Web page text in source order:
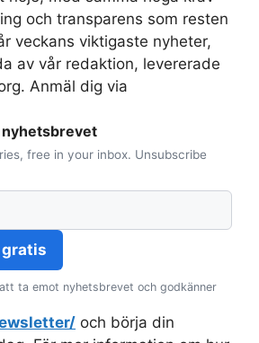
och transparens som resten
veckans viktigaste nyheter,
av vår redaktion, levererade
Anmäl dig via
free in your inbox. Unsubscribe
gratis
ta emot nyhetsbrevet och godkänner
och börja din